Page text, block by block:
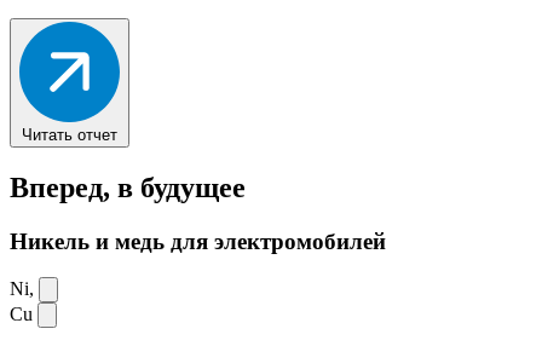
Читать отчет
Вперед, в будущее
Никель и медь для электромобилей
Ni,
Cu